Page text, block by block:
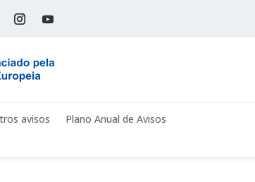
avisos
Plano Anual de Avisos